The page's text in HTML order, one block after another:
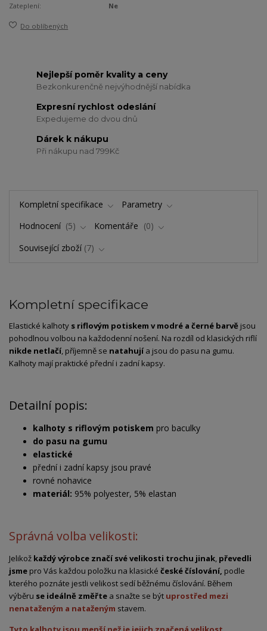
Zateplení:
Ne
Do oblíbených
Nejlepší poměr kvality a ceny
Bezkonkurenčně nejvýhodnější nabídka
Expresní rychlost odeslání
Expedujeme do dvou dnů
Dárek k nákupu
Při nákupu nad 799Kč
Kompletní specifikace
Parametry
Hodnocení
5 Komentáře
0
Související zboží 7
Kompletní specifikace
Elastické kalhoty s riflovým potiskem v modré a černé barvě jsou
pohodlnou volbou na každodenní nošení. Na rozdíl od klasických riflí
nikde netlačí, příjemně se natahujía jsou do pasu na gumu.
Kalhoty mají praktické přední i zadní kapsy.
Detailní popis:
kalhoty s riflovým potiskem pro baculky
do pasu na gumu
elastické
přední i zadní kapsy jsou pravé
rovné nohavice
materiál: 95% polyester, 5% elastan
Správná volba velikosti:
Jelikož každý výrobce značí své velikosti trochu jinak, převedli
jsme pro Vás každou položku na klasické české číslování, podle
kterého poznáte jestli velikost sedí běžnému číslování. Během
výběru se ideálně změřte a snažte se být uprostřed mezi
nenataženým a nataženým stavem.